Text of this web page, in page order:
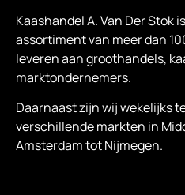
Kaashandel A. Van Der Stok
assortiment van meer dan
leveren aan groothandels,
marktondernemers.
Daarnaast zijn wij wekelijks
verschillende markten in
Amsterdam tot Nijmegen.